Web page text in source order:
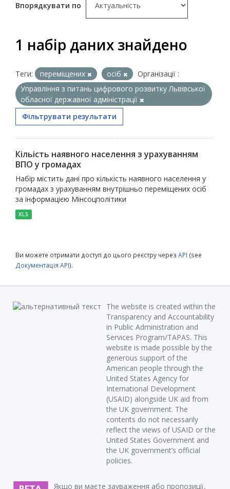
Впорядкувати по
1 набір даних знайдено
Теги: переміщених осіб
Організації :
Управління з питань цифрового розвитку Львівської
обласної державної адміністрації
Фільтрувати результати
Кільість наявного населення з урахуванням
ВПО у громадах
Набір містить дані про кількість наявного населення у
громадах з урахуванням внутрішньо переміщених осіб
за інформацією Мінсоцполітики
XLS
Ви можете отримати доступ до цього реєстру через API (see
Документація API).
The website is created within the
Transparency and Accountability
in Public Administration and
Services Program/TAPAS. This
website is made possible by the
generous support of the
American people through the
United States Agency for
International Development
(USAID) alongside UK aid from
the UK government. The
contents do not necessarily
reflect the views of USAID or the
United States Government and
the UK government’s official
policies.
Якщо ви маєте зауваження або пропозиції,